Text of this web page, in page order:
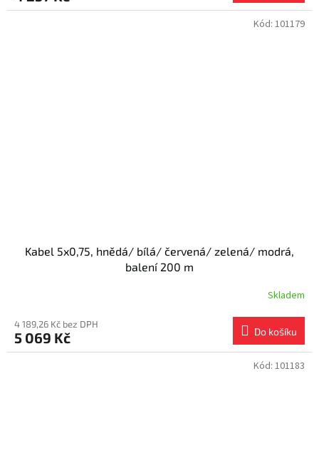
Kabel 5x0,75, hnědá/ bílá/ červená/ zelená/ modrá,
balení 200 m
Skladem
4 189,26 Kč bez DPH
5 069 Kč Do košíku
Kód: 101179
Kód: 101183